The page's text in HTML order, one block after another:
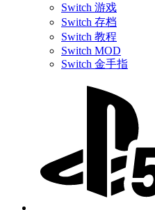
Switch 游戏
Switch 存档
Switch 教程
Switch MOD
Switch 金手指